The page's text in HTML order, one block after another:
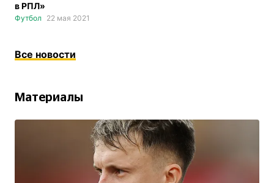
в РПЛ»
Футбол 22 мая 2021
Все новости
Материалы